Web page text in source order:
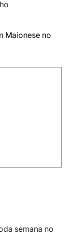
Maionese no
semana no